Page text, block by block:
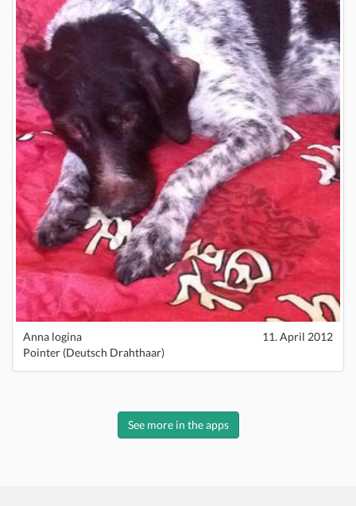
Anna logina
11. April 2012
Pointer (Deutsch Drahthaar)
See more in the apps